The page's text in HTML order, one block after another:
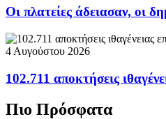
Οι πλατείες άδειασαν, οι
4 Αυγούστου 2026
102.711 αποκτήσεις
Πιο Πρόσφατα